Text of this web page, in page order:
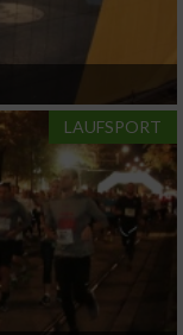
LAUFSPORT